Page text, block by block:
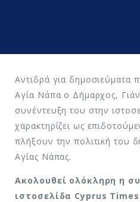
Αντιδρά για δημοσιεύματα
Αγία Νάπα ο Δήμαρχος,
συνέντευξη του στην
χαρακτηρίζει ως
πλήξουν την πολιτική του
Αγίας Νάπας.
Ακολουθεί ολόκληρη η
ιστοσελίδα Cyprus